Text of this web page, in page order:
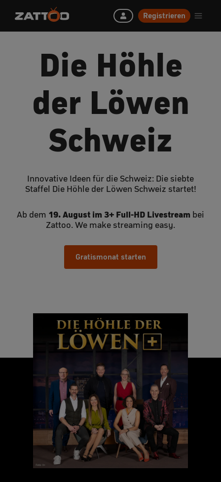
Registrieren
Die Höhle
der Löwen
Schweiz
Innovative Ideen für die Schweiz: Die siebte
Staffel Die Höhle der Löwen Schweiz startet!
Ab dem 19. August im 3+ Full-HD Livestream bei
Zattoo. We make streaming easy.
Gratismonat starten